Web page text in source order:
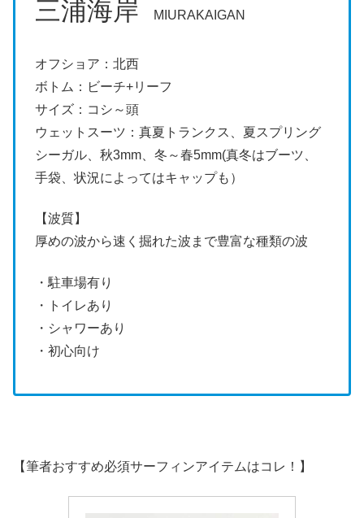
三浦海岸 MIURAKAIGAN
オフショア：北西
ボトム：ビーチ+リーフ
サイズ：コシ～頭
ウェットスーツ：真夏トランクス、夏スプリング
シーガル、秋3mm、冬～春5mm(真冬はブーツ、
手袋、状況によってはキャップも）
【波質】
厚めの波から速く掘れた波まで豊富な種類の波
・駐車場有り
・トイレあり
・シャワーあり
・初心向け
【筆者おすすめ必須サーフィンアイテムはコレ！】